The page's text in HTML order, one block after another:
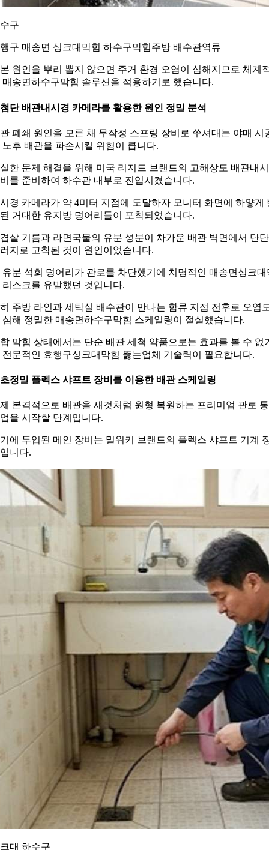
구
구 매송면 싱크대막힘 하수구막힘주방 배수관역류
원인을 뿌리 뽑지 않으면 주거 환경 오염이 심해지므로 체계
매송면하수구막힘 솔루션을 적용하기로 했습니다.
단 배관내시경 카메라를 활용한 원인 정밀 분석
폐쇄 원인을 모른 채 무작정 스프링 장비로 쑤셔대는 야매 시
노후 배관을 파손시킬 위험이 큽니다.
한 문제 해결을 위해 미국 리지드 브랜드의 고해상도 배관내
를 준비하여 하수관 내부로 진입시켰습니다.
경 카메라가 약 4미터 지점에 도달하자 모니터 화면에 하얗게
거대한 유지방 덩어리들이 포착되었습니다.
살 기름과 라면국물의 유분 성분이 차가운 배관 벽면에서 단
지로 고착된 것이 원인이었습니다.
유분 석회 덩어리가 관로를 차단했기에 치명적인 매송면싱크대
리스크를 유발했던 것입니다.
주방 라인과 세탁실 배수관이 만나는 합류 지점 전후로 오염
심해 정밀한 매송면하수구막힘 스케일링이 절실했습니다.
막힘 상태에서는 단순 배관 세척 약품으로는 효과를 볼 수 없
전문적인 효행구싱크대막힘 뚫는업체 기술력이 필요합니다.
정밀 플렉스 샤프트 장비를 이용한 배관 스케일링
본격적으로 배관을 새것처럼 원형 복원하는 프리미엄 관로
을 시작할 단계입니다.
에 투입된 메인 장비는 밀워키 브랜드의 플렉스 샤프트 기계
니다.
대 하수구